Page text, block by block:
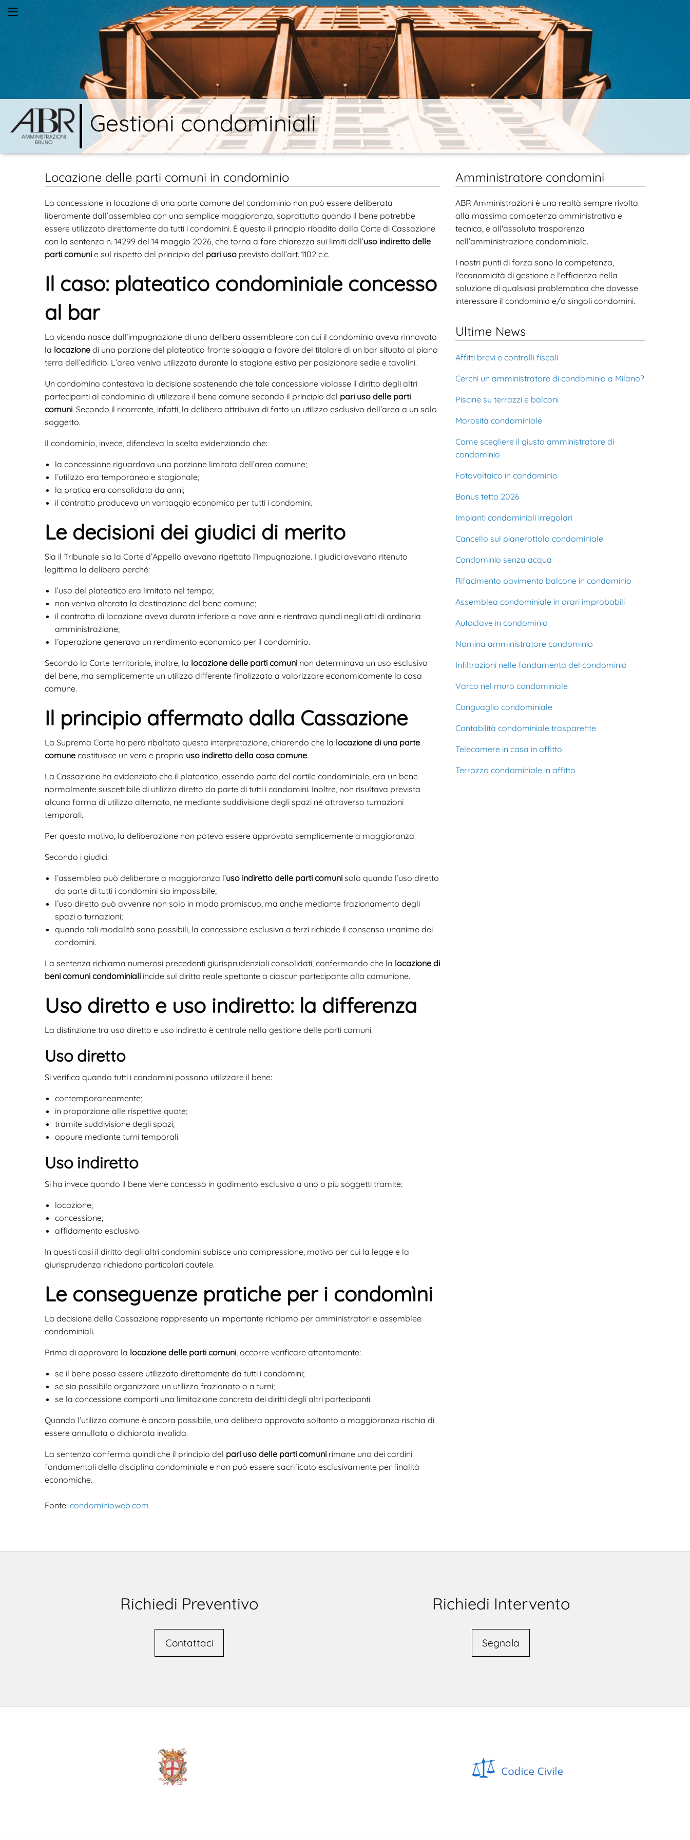
Gestioni condominiali
Locazione delle parti comuni in condominio
La concessione in locazione di una parte comune del condominio non può essere deliberata
liberamente dall’assemblea con una semplice maggioranza, soprattutto quando il bene potrebbe
essere utilizzato direttamente da tutti i condomini. È questo il principio ribadito dalla Corte di Cassazione
con la sentenza n. 14299 del 14 maggio 2026, che torna a fare chiarezza sui limiti dell’uso indiretto delle
parti comuni e sul rispetto del principio del pari uso previsto dall’art. 1102 c.c.
Il caso: plateatico condominiale concesso
al bar
La vicenda nasce dall’impugnazione di una delibera assembleare con cui il condominio aveva rinnovato
la locazione di una porzione del plateatico fronte spiaggia a favore del titolare di un bar situato al piano
terra dell’edificio. L’area veniva utilizzata durante la stagione estiva per posizionare sedie e tavolini.
Un condomino contestava la decisione sostenendo che tale concessione violasse il diritto degli altri
partecipanti al condominio di utilizzare il bene comune secondo il principio del pari uso delle parti
comuni. Secondo il ricorrente, infatti, la delibera attribuiva di fatto un utilizzo esclusivo dell’area a un solo
soggetto.
Il condominio, invece, difendeva la scelta evidenziando che:
la concessione riguardava una porzione limitata dell’area comune;
l’utilizzo era temporaneo e stagionale;
la pratica era consolidata da anni;
il contratto produceva un vantaggio economico per tutti i condomini.
Le decisioni dei giudici di merito
Sia il Tribunale sia la Corte d’Appello avevano rigettato l’impugnazione. I giudici avevano ritenuto
legittima la delibera perché:
l’uso del plateatico era limitato nel tempo;
non veniva alterata la destinazione del bene comune;
il contratto di locazione aveva durata inferiore a nove anni e rientrava quindi negli atti di ordinaria
amministrazione;
l’operazione generava un rendimento economico per il condominio.
Secondo la Corte territoriale, inoltre, la locazione delle parti comuni non determinava un uso esclusivo
del bene, ma semplicemente un utilizzo differente finalizzato a valorizzare economicamente la cosa
comune.
Il principio affermato dalla Cassazione
La Suprema Corte ha però ribaltato questa interpretazione, chiarendo che la locazione di una parte
comune costituisce un vero e proprio uso indiretto della cosa comune.
La Cassazione ha evidenziato che il plateatico, essendo parte del cortile condominiale, era un bene
normalmente suscettibile di utilizzo diretto da parte di tutti i condomini. Inoltre, non risultava prevista
alcuna forma di utilizzo alternato, né mediante suddivisione degli spazi né attraverso turnazioni
temporali.
Per questo motivo, la deliberazione non poteva essere approvata semplicemente a maggioranza.
Secondo i giudici:
l’assemblea può deliberare a maggioranza l’uso indiretto delle parti comuni solo quando l’uso diretto
da parte di tutti i condomini sia impossibile;
l’uso diretto può avvenire non solo in modo promiscuo, ma anche mediante frazionamento degli
spazi o turnazioni;
quando tali modalità sono possibili, la concessione esclusiva a terzi richiede il consenso unanime dei
condomini.
La sentenza richiama numerosi precedenti giurisprudenziali consolidati, confermando che la locazione di
beni comuni condominiali incide sul diritto reale spettante a ciascun partecipante alla comunione.
Uso diretto e uso indiretto: la differenza
La distinzione tra uso diretto e uso indiretto è centrale nella gestione delle parti comuni.
Uso diretto
Si verifica quando tutti i condomini possono utilizzare il bene:
contemporaneamente;
in proporzione alle rispettive quote;
tramite suddivisione degli spazi;
oppure mediante turni temporali.
Uso indiretto
Si ha invece quando il bene viene concesso in godimento esclusivo a uno o più soggetti tramite:
locazione;
concessione;
affidamento esclusivo.
In questi casi il diritto degli altri condomini subisce una compressione, motivo per cui la legge e la
giurisprudenza richiedono particolari cautele.
Le conseguenze pratiche per i condomìni
La decisione della Cassazione rappresenta un importante richiamo per amministratori e assemblee
condominiali.
Prima di approvare la locazione delle parti comuni, occorre verificare attentamente:
se il bene possa essere utilizzato direttamente da tutti i condomini;
se sia possibile organizzare un utilizzo frazionato o a turni;
se la concessione comporti una limitazione concreta dei diritti degli altri partecipanti.
Quando l’utilizzo comune è ancora possibile, una delibera approvata soltanto a maggioranza rischia di
essere annullata o dichiarata invalida.
La sentenza conferma quindi che il principio del pari uso delle parti comuni rimane uno dei cardini
fondamentali della disciplina condominiale e non può essere sacrificato esclusivamente per finalità
economiche.
Fonte: condominioweb.com
Amministratore condomini
ABR Amministrazioni è una realtà sempre rivolta
alla massima competenza amministrativa e
tecnica, e all'assoluta trasparenza
nell’amministrazione condominiale.
I nostri punti di forza sono la competenza,
l'economicità di gestione e l'efficienza nella
soluzione di qualsiasi problematica che dovesse
interessare il condominio e/o singoli condomini.
Ultime News
Affitti brevi e controlli fiscali
Cerchi un amministratore di condominio a Milano?
Piscine su terrazzi e balconi
Morosità condominiale
Come scegliere il giusto amministratore di
condominio
Fotovoltaico in condominio
Bonus tetto 2026
Impianti condominiali irregolari
Cancello sul pianerottolo condominiale
Condominio senza acqua
Rifacimento pavimento balcone in condominio
Assemblea condominiale in orari improbabili
Autoclave in condominio
Nomina amministratore condominio
Infiltrazioni nelle fondamenta del condominio
Varco nel muro condominiale
Conguaglio condominiale
Contabilità condominiale trasparente
Telecamere in casa in affitto
Terrazzo condominiale in affitto
Richiedi Preventivo
Contattaci
Richiedi Intervento
Segnala